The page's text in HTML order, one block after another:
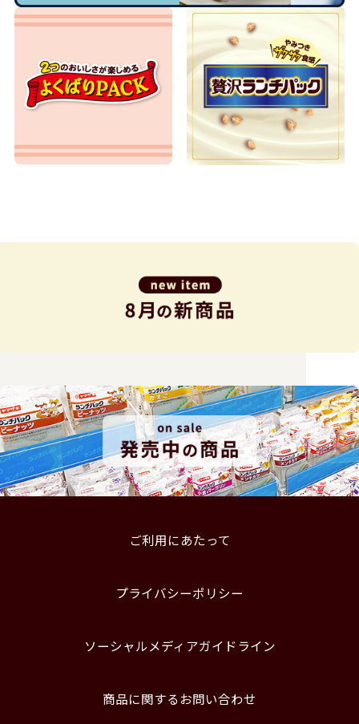
ご利用にあたって
プライバシーポリシー
ソーシャルメディアガイドライン
商品に関するお問い合わせ